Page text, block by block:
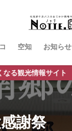
空知 お知らせ
謝祭